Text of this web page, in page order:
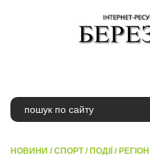
НОВИНИ /СПОРТ/ ПОДІЇ / РЕГІОН